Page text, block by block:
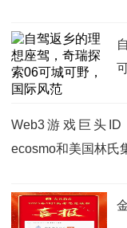
Web3游戏巨头
ecosmo和美国林氏